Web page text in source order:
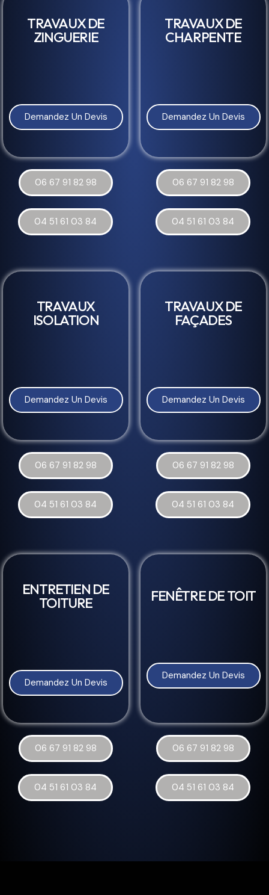
TRAVAUX DE
ZINGUERIE
Demandez Un Devis
06 67 91 82 98
04 51 61 03 84
TRAVAUX DE
CHARPENTE
Demandez Un Devis
06 67 91 82 98
04 51 61 03 84
TRAVAUX
ISOLATION
Demandez Un Devis
06 67 91 82 98
04 51 61 03 84
TRAVAUX DE
FAÇADES
Demandez Un Devis
06 67 91 82 98
04 51 61 03 84
ENTRETIEN DE
TOITURE
Demandez Un Devis
06 67 91 82 98
04 51 61 03 84
FENÊTRE DE TOIT
Demandez Un Devis
06 67 91 82 98
04 51 61 03 84